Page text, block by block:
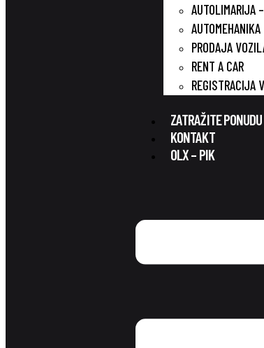
AUTOLIMARIJA
AUTOMEHANIKA
PRODAJA
RENT A CAR
REGISTRACIJA
ZATRAŽITE PONUDU
KONTAKT
OLX – PIK